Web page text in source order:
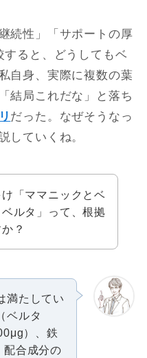
続性」「サポートの厚
ると、どうしてもベ
自身、実際に複数の葉
結局これだな」と落ち
だった。なぜそうなっ
していくね。
「ママニックとベ
ルタ」って、根拠
？
満たしてい
ベルタ
）、鉄
合成分の